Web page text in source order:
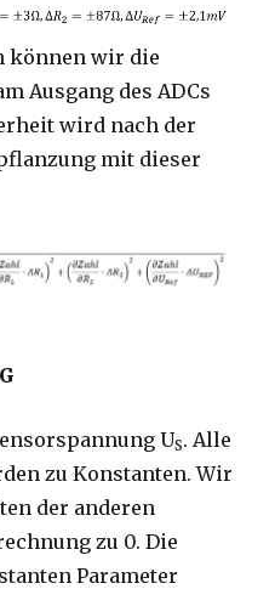
können wir die
Ausgang des ADCs
wird nach der
mit dieser
US. Alle
zu Konstanten. Wir
der anderen
zu 0. Die
Parameter